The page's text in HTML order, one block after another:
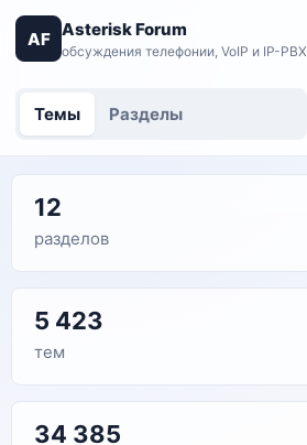
AF Asterisk Forum
обсуждения телефонии, VoIP и IP-PBX
Темы Разделы
12
разделов
5 423
тем
34 385